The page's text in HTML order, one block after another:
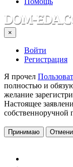
×
Войти
Регистрация
Я прочел
полностью и
желание
Настоящее
собственноручной
Принимаю